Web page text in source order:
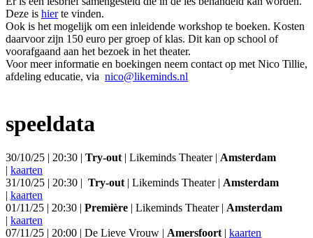
Deze is hierte vinden.
Ook is het mogelijk om een inleidende workshop te boeken. Kosten
daarvoor zijn 150 euro per groep of klas. Dit kan op school of
voorafgaand aan het bezoek in het theater.
Voor meer informatie en boekingen neem contact op met Nico Tillie,
afdeling educatie, via nico@likeminds.nl
speeldata
30/10/25 | 20:30 | Try-out | Likeminds Theater | Amsterdam
| kaarten
31/10/25 | 20:30 | Try-out | Likeminds Theater | Amsterdam
| kaarten
01/11/25 | 20:30 | Première | Likeminds Theater | Amsterdam
| kaarten
07/11/25 | 20:00 | De Lieve Vrouw | Amersfoort | kaarten